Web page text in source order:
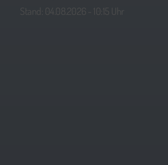
Stand: 04.08.2026 - 10:15 Uhr